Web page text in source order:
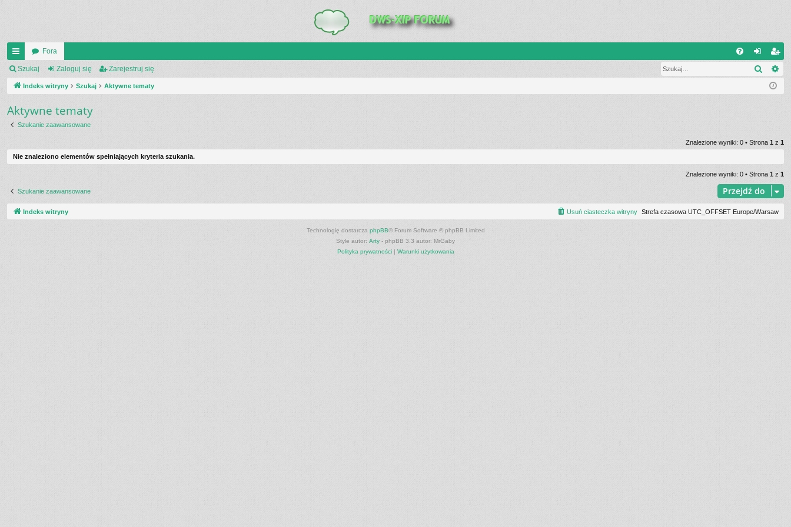
UI
C
K
_L
K
Fora
al
ę
ar
ej
j
ę
Szukaj Zaloguj się Zarejestruj się Szukaj
Indeks witryny Szukaj Aktywne tematy
Aktywne tematy
Szukanie zaawansowane
Znalezione wyniki: 0 • Strona 1 z 1
Nie znaleziono elementów spełniających kryteria szukania.
Znalezione wyniki: 0 • Strona 1 z 1
Szukanie zaawansowane Przejdź do
Indeks witryny Strefa czasowa UTC_OFFSET Europe/Warsaw
Usuń ciasteczka witryny
Technologię dostarcza phpBB® Forum Software © phpBB Limited
Style autor: Arty - phpBB 3.3 autor: MrGaby
Polityka prywatności| Warunki użytkowania